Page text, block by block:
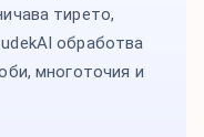
тирето,
обработва
многоточия и